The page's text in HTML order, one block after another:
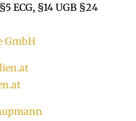
ECG, §14 UGB §24
GmbH